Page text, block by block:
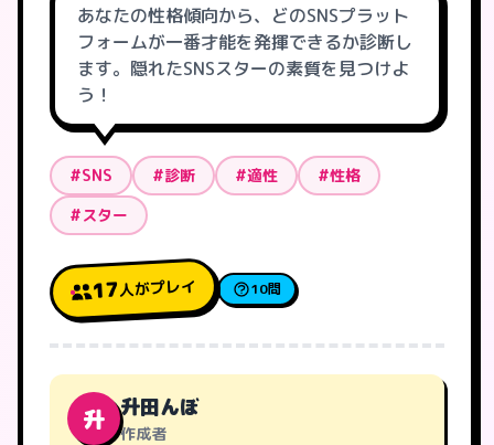
あなたの性格傾向から、どのSNSプラット
フォームが一番才能を発揮できるか診断し
ます。隠れたSNSスターの素質を見つけよ
う！
#SNS #診断 #適性
#性格
#スター
17人がプレイ 10問
升 升田んぼ
作成者